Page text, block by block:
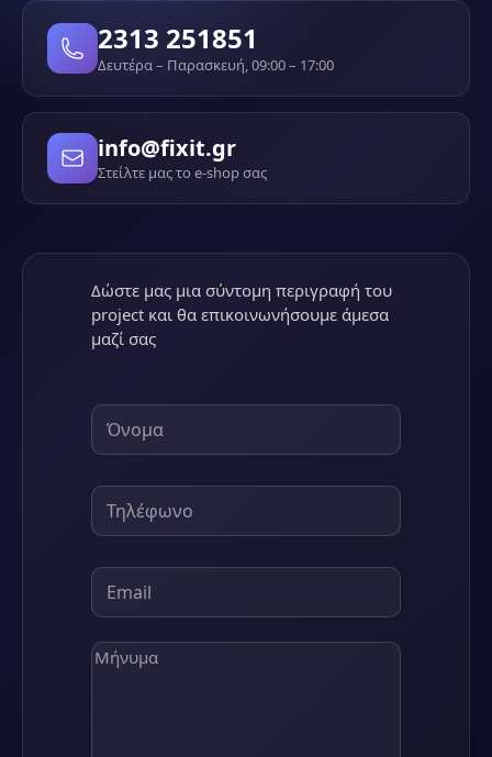
2313 251851
Δευτέρα – Παρασκευή, 09:00 – 17:00
info@fixit.gr
Στείλτε μας το e-shop σας
Δώστε μας μια σύντομη περιγραφή του
project και θα επικοινωνήσουμε άμεσα
μαζί σας